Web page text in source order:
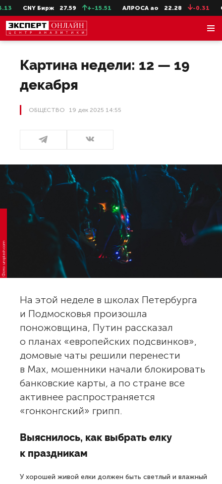
CNY Бирж 27.59 +-15.51 АЛРОСА ао 22.28 -0.31
Картина недели: 12 — 19
декабря
ОБЩЕСТВО 19 дек 2025 14:55
Фото: unsplash.com
На этой неделе в школах Петербурга
и Подмосковья произошла
поножовщина, Путин рассказал
о планах «европейских подсвинков»,
домовые чаты решили перенести
в Max, мошенники начали блокировать
банковские карты, а по стране все
активнее распространяется
«гонконгский» грипп.
Выяснилось, как выбрать елку
к праздникам
У хорошей живой елки должен быть светлый и влажный